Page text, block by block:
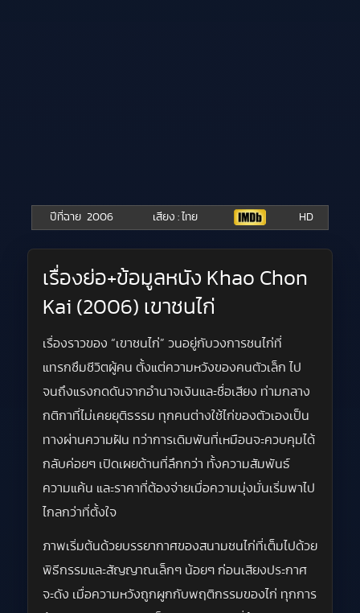
ปีที่ฉาย 2006 เสียง : ไทย HD
เรื่องย่อ+ข้อมูลหนัง Khao Chon
Kai (2006) เขาชนไก่
เรื่องราวของ “เขาชนไก่” วนอยู่กับวงการชนไก่ที่
แทรกซึมชีวิตผู้คน ตั้งแต่ความหวังของคนตัวเล็ก ไป
จนถึงแรงกดดันจากอำนาจเงินและชื่อเสียง ท่ามกลาง
กติกาที่ไม่เคยยุติธรรม ทุกคนต่างใช้ไก่ของตัวเองเป็น
ทางผ่านความฝัน ทว่าการเดิมพันที่เหมือนจะควบคุมได้
กลับค่อยๆ เปิดเผยด้านที่ลึกกว่า ทั้งความสัมพันธ์
ความแค้น และราคาที่ต้องจ่ายเมื่อความมุ่งมั่นเริ่มพาไป
ไกลกว่าที่ตั้งใจ
ภาพเริ่มต้นด้วยบรรยากาศของสนามชนไก่ที่เต็มไปด้วย
พิธีกรรมและสัญญาณเล็กๆ น้อยๆ ก่อนเสียงประกาศ
จะดัง เมื่อความหวังถูกผูกกับพฤติกรรมของไก่ ทุกการ